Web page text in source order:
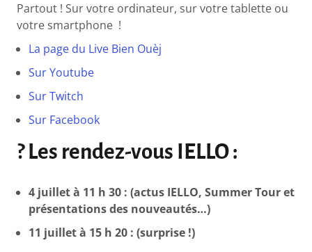
Partout ! Sur votre ordinateur, sur votre tablette ou
votre smartphone !
La page du Live Bien Ouèj
Sur Youtube
Sur Twitch
Sur Facebook
? Les rendez-vous IELLO :
4 juillet à 11 h 30 : (actus IELLO, Summer Tour et
présentations des nouveautés…)
11 juillet à 15 h 20 : (surprise !)